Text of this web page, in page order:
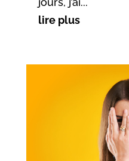
lire plus